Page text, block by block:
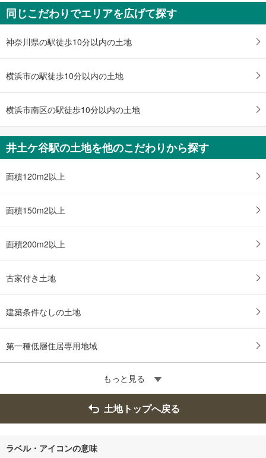
同じこだわりでエリアを広げて探す
神奈川県の駅徒歩10分以内の土地
横浜市の駅徒歩10分以内の土地
横浜市南区の駅徒歩10分以内の土地
井土ケ谷駅の土地を他のこだわりから探す
面積120m2以上
面積150m2以上
面積200m2以上
古家付き土地
建築条件なしの土地
第一種低層住居専用地域
もっと見る
土地トップへ戻る
ラベル・アイコンの意味